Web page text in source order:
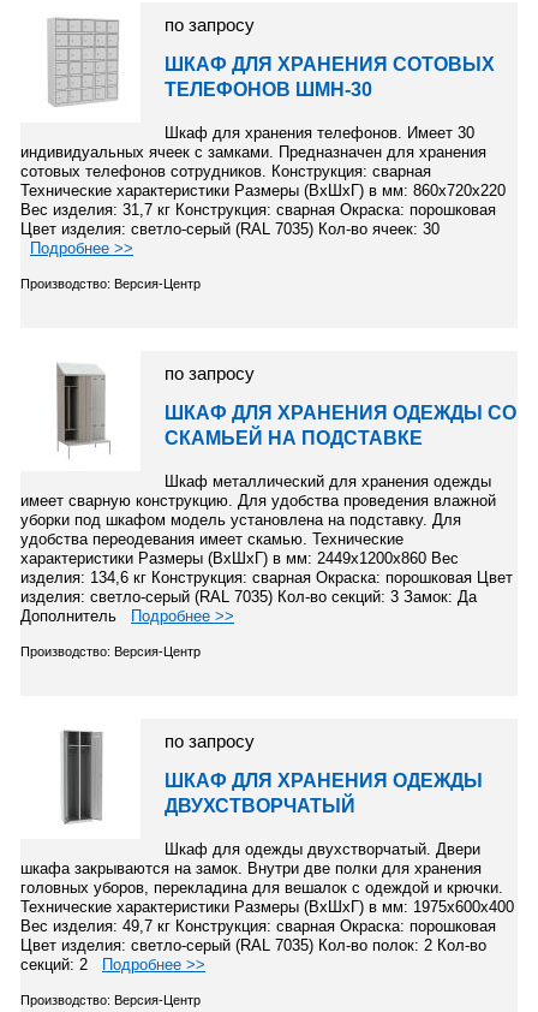
по запросу
ШКАФ ДЛЯ ХРАНЕНИЯ СОТОВЫХ
ТЕЛЕФОНОВ ШМН-30
Шкаф для хранения телефонов. Имеет 30
индивидуальных ячеек с замками. Предназначен для хранения
сотовых телефонов сотрудников. Конструкция: сварная
Технические характеристики Размеры (ВхШхГ) в мм: 860х720х220
Вес изделия: 31,7 кг Конструкция: сварная Окраска: порошковая
Цвет изделия: светло-серый (RAL 7035) Кол-во ячеек: 30
Подробнее >>
Производство: Версия-Центр
по запросу
ШКАФ ДЛЯ ХРАНЕНИЯ ОДЕЖДЫ СО
СКАМЬЕЙ НА ПОДСТАВКЕ
Шкаф металлический для хранения одежды
имеет сварную конструкцию. Для удобства проведения влажной
уборки под шкафом модель установлена на подставку. Для
удобства переодевания имеет скамью. Технические
характеристики Размеры (ВхШхГ) в мм: 2449х1200х860 Вес
изделия: 134,6 кг Конструкция: сварная Окраска: порошковая Цвет
изделия: светло-серый (RAL 7035) Кол-во секций: 3 Замок: Да
Дополнитель
Подробнее >>
Производство: Версия-Центр
по запросу
ШКАФ ДЛЯ ХРАНЕНИЯ ОДЕЖДЫ
ДВУХСТВОРЧАТЫЙ
Шкаф для одежды двухстворчатый. Двери
шкафа закрываются на замок. Внутри две полки для хранения
головных уборов, перекладина для вешалок с одеждой и крючки.
Технические характеристики Размеры (ВхШхГ) в мм: 1975х600х400
Вес изделия: 49,7 кг Конструкция: сварная Окраска: порошковая
Цвет изделия: светло-серый (RAL 7035) Кол-во полок: 2 Кол-во
секций: 2
Подробнее >>
Производство: Версия-Центр